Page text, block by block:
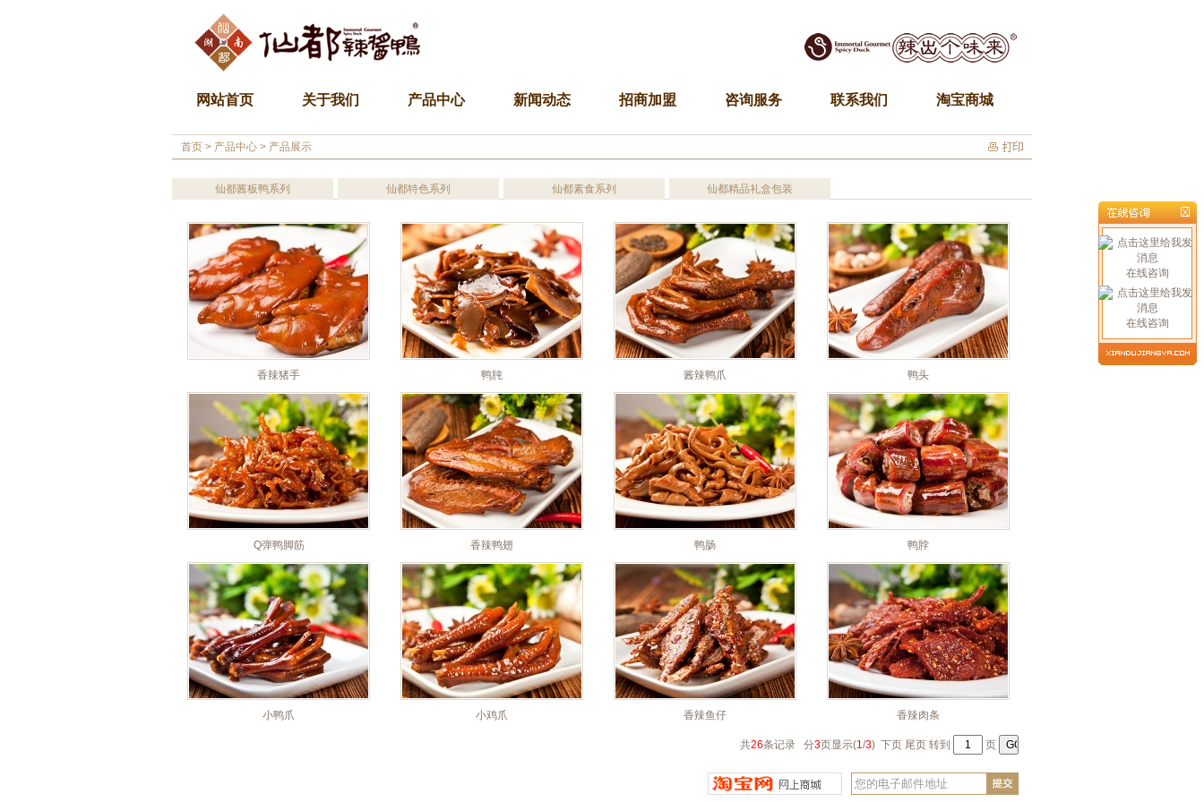
网站首页 关于我们 产品中心 新闻动态 招商加盟 咨询服务 联系我们 淘宝商城
首页 > 产品中心 > 产品展示
仙都酱板鸭系列 仙都特色系列 仙都素食系列 仙都精品礼盒包装
香辣猪手 鸭肫 酱辣鸭爪 鸭头
Q弹鸭脚筋 香辣鸭翅 鸭肠 鸭脖
小鸭爪 小鸡爪 香辣鱼仔 香辣肉条
共26条记录 分3页显示(1/3) 下页 尾页 转到 页
在线咨询
在线咨询